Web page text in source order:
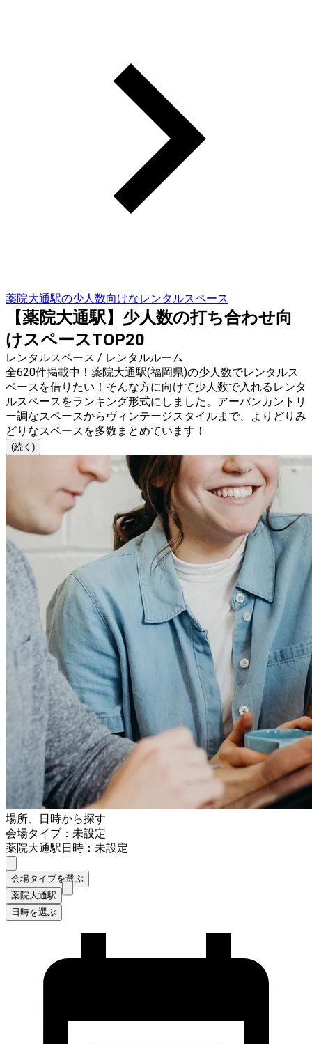
薬院大通駅の少人数向けなレンタルスペース
【薬院大通駅】少人数の打ち合わせ向
けスペースTOP20
レンタルスペース / レンタルルーム
全620件掲載中！薬院大通駅(福岡県)の少人数でレンタルス
ペースを借りたい！そんな方に向けて少人数で入れるレンタ
ルスペースをランキング形式にしました。アーバンカントリ
ー調なスペースからヴィンテージスタイルまで、よりどりみ
どりなスペースを多数まとめています！
(続く)
場所、日時から探す
会場タイプ：未設定
薬院大通駅日時：未設定
会場タイプを選ぶ
薬院大通駅
日時を選ぶ